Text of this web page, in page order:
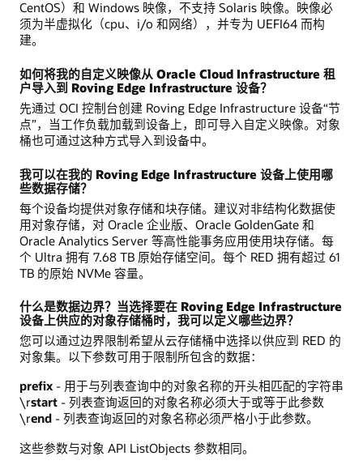
CentOS）和 Windows 映像，不支持 Solaris 映像。映像必
须为半虚拟化（cpu、i/o 和网络），并专为 UEFI64 而构
建。
如何将我的自定义映像从 Oracle Cloud Infrastructure 租
户导入到 Roving Edge Infrastructure 设备？
先通过 OCI 控制台创建 Roving Edge Infrastructure 设备“节
点”，当工作负载加载到设备上，即可导入自定义映像。对象
桶也可通过这种方式导入到设备中。
我可以在我的 Roving Edge Infrastructure 设备上使用哪
些数据存储？
每个设备均提供对象存储和块存储。建议对非结构化数据使
用对象存储，对 Oracle 企业版、Oracle GoldenGate 和
Oracle Analytics Server 等高性能事务应用使用块存储。每
个 Ultra 拥有 7.68 TB 原始存储空间。每个 RED 拥有超过 61
TB 的原始 NVMe 容量。
什么是数据边界？当选择要在 Roving Edge Infrastructure
设备上供应的对象存储桶时，我可以定义哪些边界？
您可以通过边界限制希望从云存储桶中选择以供应到 RED 的
对象集。以下参数可用于限制所包含的数据：
prefix - 用于与列表查询中的对象名称的开头相匹配的字符串
\rstart - 列表查询返回的对象名称必须大于或等于此参数
\rend - 列表查询返回的对象名称必须严格小于此参数。
这些参数与对象 API ListObjects 参数相同。